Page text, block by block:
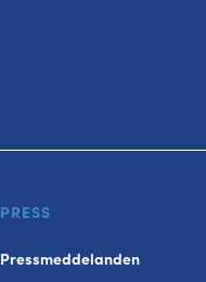
PRESS
Pressmeddelanden